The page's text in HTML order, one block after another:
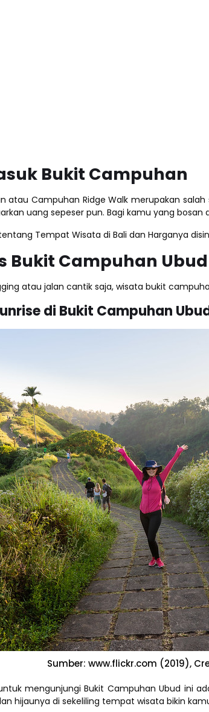
Bukit Campuhan
atau Campuhan Ridge Walk merupakan
uang sepeser pun. Bagi kamu yang
Tempat Wisata di Bali dan Harganya
Bukit Campuhan Ubud
atau jalan cantik saja, wisata bukit
di Bukit Campuhan
Sumber: www.flickr.com (2019),
mengunjungi Bukit Campuhan Ubud ini
hijaunya di sekeliling tempat wisata bikin